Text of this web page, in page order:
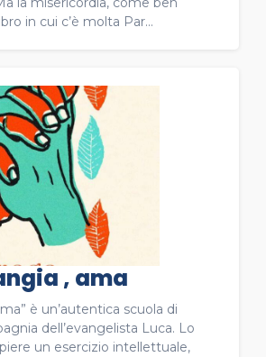
in cui c’è molta Par...
, ama
è un’autentica scuola di
dell’evangelista Luca. Lo
un esercizio intellettuale,